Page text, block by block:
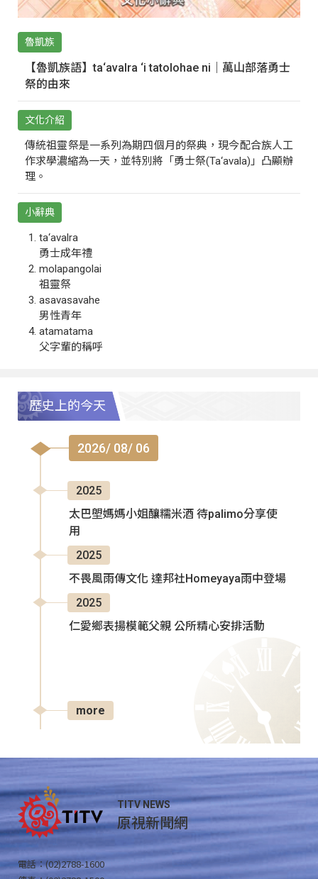
魯凱族
【魯凱族語】ta‘avalra ‘i tatolohae ni｜萬山部落勇士
祭的由來
文化介紹
傳統祖靈祭是一系列為期四個月的祭典，現今配合族人工
作求學濃縮為一天，並特別將「勇士祭(Ta‘avala)」凸顯辦
理。
小辭典
ta‘avalra
勇士成年禮
molapangolai
祖靈祭
asavasavahe
男性青年
atamatama
父字輩的稱呼
歷史上的今天
2026/ 08/ 06
2025
太巴塱媽媽小姐釀糯米酒 待palimo分享使
用
2025
不畏風雨傳文化 達邦社Homeyaya雨中登場
2025
仁愛鄉表揚模範父親 公所精心安排活動
more
TITV NEWS
原視新聞網
電話：(02)2788-1600